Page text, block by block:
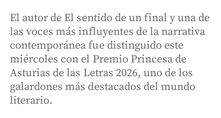
El autor de El sentido de un final y una de
las voces más influyentes de la narrativa
contemporánea fue distinguido este
miércoles con el Premio Princesa de
Asturias de las Letras 2026, uno de los
galardones más destacados del mundo
literario.